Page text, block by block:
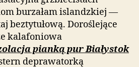
burzałam islandzkiej —
beztytułową. Doroślejące
kalafoniowa
pianką pur Białystok
deprawatorką